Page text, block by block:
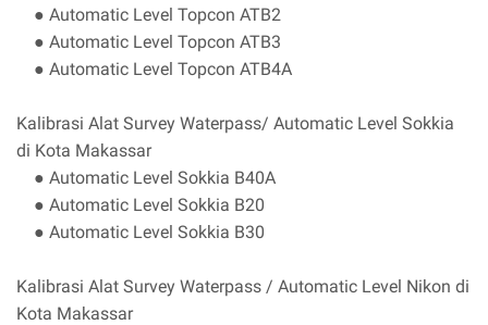
● Automatic Level Topcon ATB2
● Automatic Level Topcon ATB3
● Automatic Level Topcon ATB4A
Kalibrasi Alat Survey Waterpass/ Automatic Level Sokkia
di Kota Makassar
● Automatic Level Sokkia B40A
● Automatic Level Sokkia B20
● Automatic Level Sokkia B30
Kalibrasi Alat Survey Waterpass / Automatic Level Nikon di
Kota Makassar